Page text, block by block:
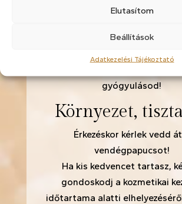
Elutasítom
Beállítások
Adatkezelési Tájékoztató
vagy (pl: influenza, herpesz stb.),
Ehelyett telefonon kérj másik
Semmilyen szépészeti
gyógyulásod!
Környezet,
Érkezéskor kérlek vedd
vendégpapucsot!
Ha kis kedvencet tartasz,
gondoskodj a kozmetikai
időtartama alatti